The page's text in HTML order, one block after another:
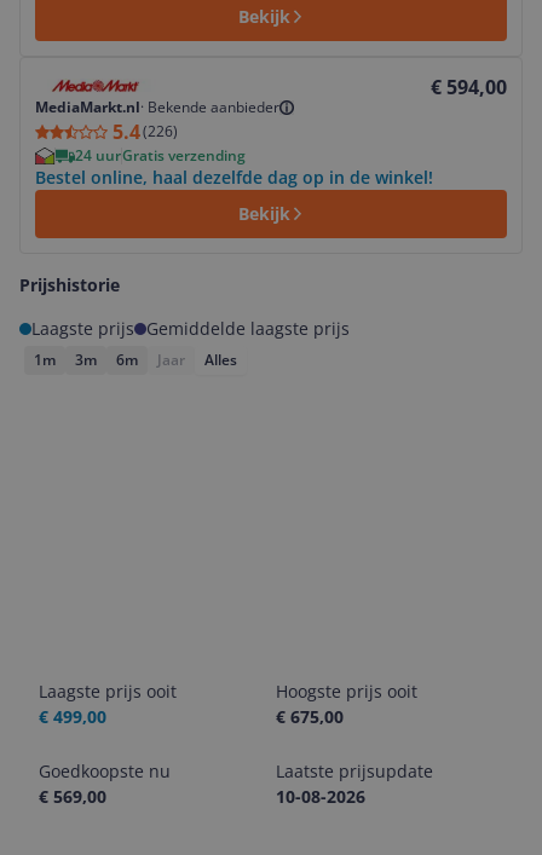
Bekijk
MediaMarkt.nl· Bekende aanbieder
5.4(226)
€ 594,00
24 uurGratis verzending
Bestel online, haal dezelfde dag op in de winkel!
Bekijk
Prijshistorie
Laagste prijs
Gemiddelde laagste prijs
1m 3m 6m Jaar Alles
Laagste prijs ooit
€ 499,00
Hoogste prijs ooit
€ 675,00
Goedkoopste nu
€ 569,00
Laatste prijsupdate
10-08-2026